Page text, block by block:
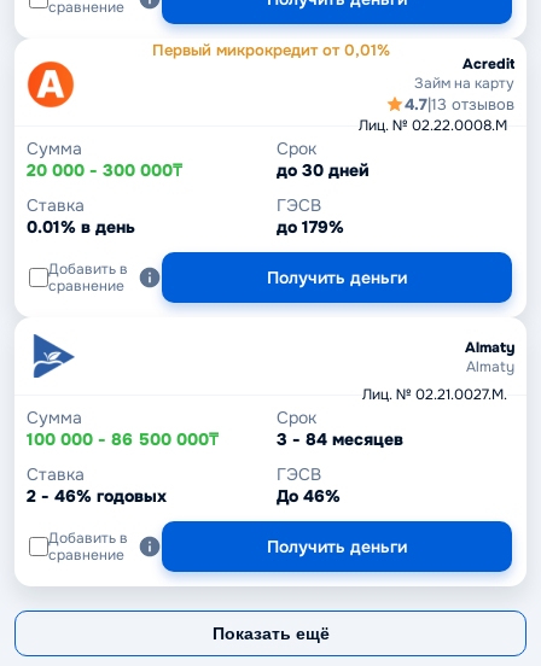
сравнение
Первый микрокредит от 0,01%
Acredit
Займ на карту
Лиц. № 02.22.0008.М
4.7|13 отзывов
Сумма
20 000 - 300 000₸
Срок
до 30 дней
Ставка
0.01% в день
ГЭСВ
до 179%
Добавить в
сравнение
Получить деньги
Almaty
Almaty
Лиц. № 02.21.0027.M.
Сумма
100 000 - 86 500 000₸
Срок
3 - 84 месяцев
Ставка
2 - 46% годовых
ГЭСВ
До 46%
Добавить в
сравнение
Получить деньги
Показать ещё